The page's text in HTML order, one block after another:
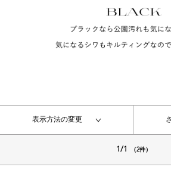
表示方法の変更
1/1 （2件）